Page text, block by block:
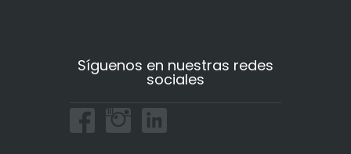
Síguenos en nuestras redes
sociales